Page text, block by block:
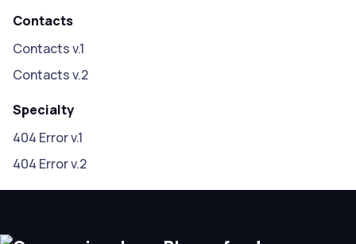
Contacts
Contacts v.1
Contacts v.2
Specialty
404 Error v.1
404 Error v.2